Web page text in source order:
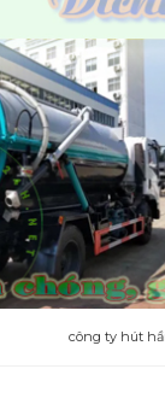
công ty hút